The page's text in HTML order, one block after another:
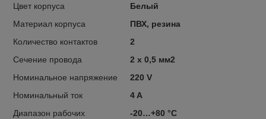
Цвет кoрпуса
Белый
Материал корпуса
ПВХ, резина
Количество контактов
2
Сечение провода
2 х 0,5 мм2
Номинальное напряжение
220 V
Номинальный ток
4 A
Диапазон рабочих
-20…+80 °C